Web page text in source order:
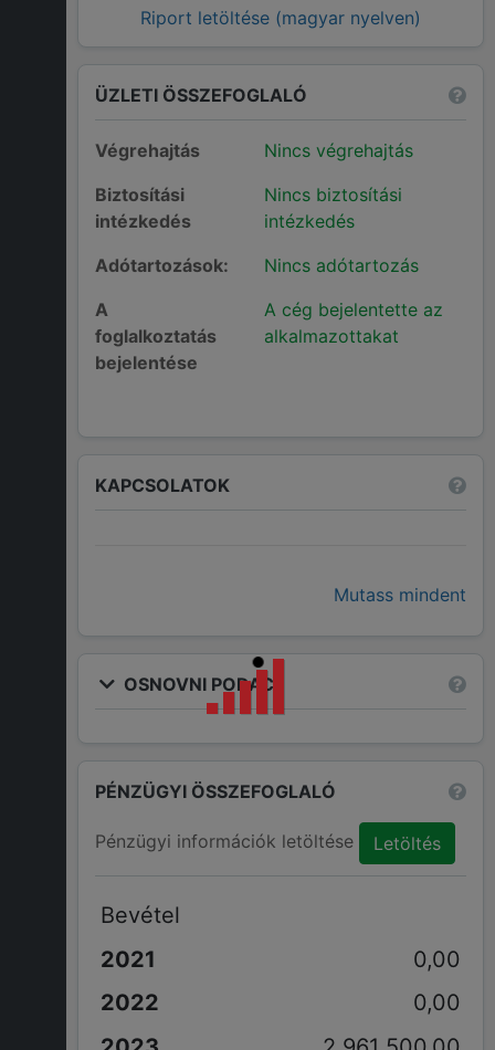
Riport letöltése (magyar nyelven)
ÜZLETI ÖSSZEFOGLALÓ
Végrehajtás
Nincs végrehajtás
Biztosítási
intézkedés
Nincs biztosítási
intézkedés
Adótartozások:
Nincs adótartozás
A
foglalkoztatás
bejelentése
A cég bejelentette az
alkalmazottakat
KAPCSOLATOK
Mutass mindent
OSNOVNI PODACI
PÉNZÜGYI ÖSSZEFOGLALÓ
Pénzügyi információk letöltése Letöltés
Bevétel
0,00
0,00